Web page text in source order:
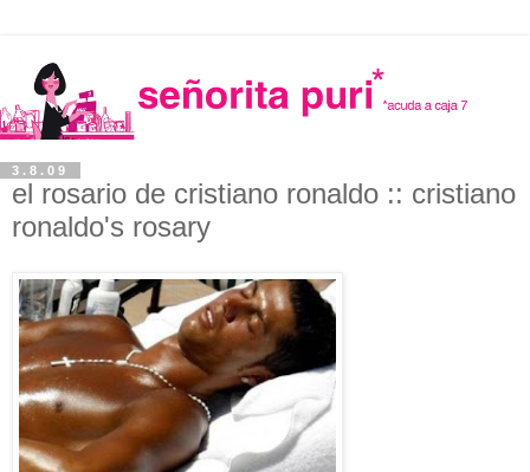
3.8.09
el rosario de cristiano ronaldo :: cristiano
ronaldo's rosary